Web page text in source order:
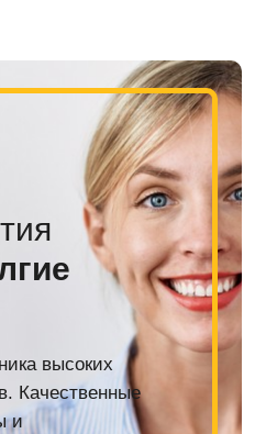
высоких
Качественные
и